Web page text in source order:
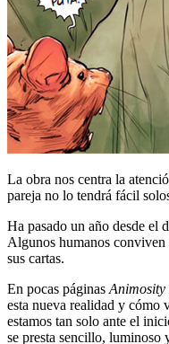
La obra nos centra la
pareja no lo tendrá fácil
Ha pasado un año desde el
Algunos humanos conviven
sus cartas.
En pocas páginas
esta nueva realidad y cómo
estamos tan solo ante el
se presta sencillo, luminoso